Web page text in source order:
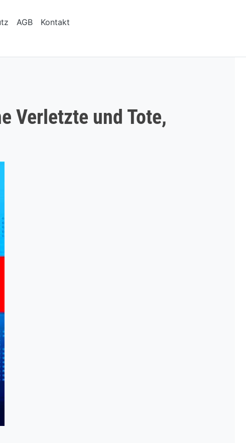
AGB Kontakt
Verletzte und Tote,